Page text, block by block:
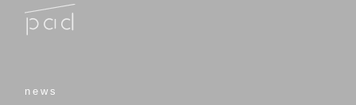
news